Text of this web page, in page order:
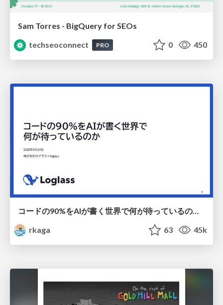
Sam Torres - BigQuery for SEOs
techseoconnect
PRO 0 450
コードの90%をAIが書く世界で何が待っているのか / What awaits us in a world where 90% of the code is written by AI
rkaga
63 45k